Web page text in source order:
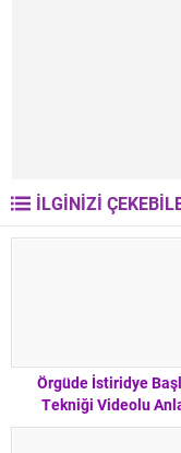
İLGİNİZİ
Örgüde İstiridye
Tekniği Videolu